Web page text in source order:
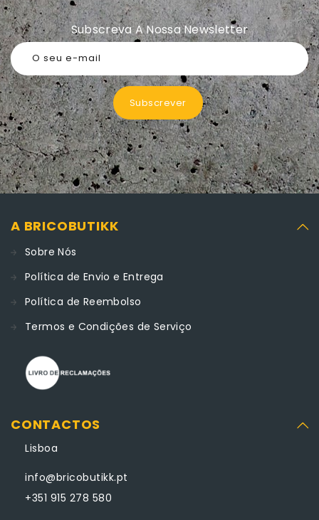
Subscreva A Nossa Newsletter
O seu e-mail
Subscrever
A BRICOBUTIKK
Sobre Nós
Política de Envio e Entrega
Política de Reembolso
Termos e Condições de Serviço
CONTACTOS
Lisboa
info@bricobutikk.pt
+351 915 278 580